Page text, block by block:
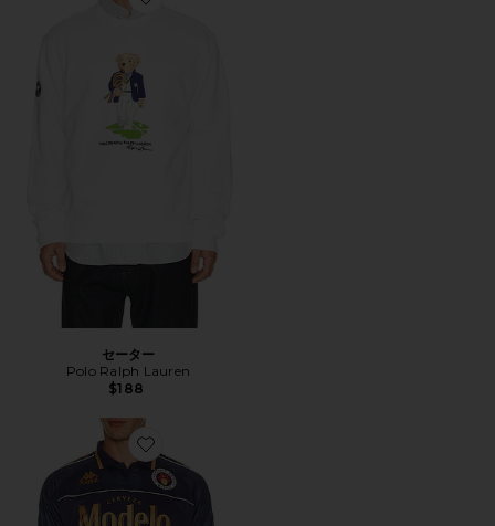
Favorite セーター
セーター
Polo Ralph Lauren
$188
Favorite AUTHENTIC シャツ